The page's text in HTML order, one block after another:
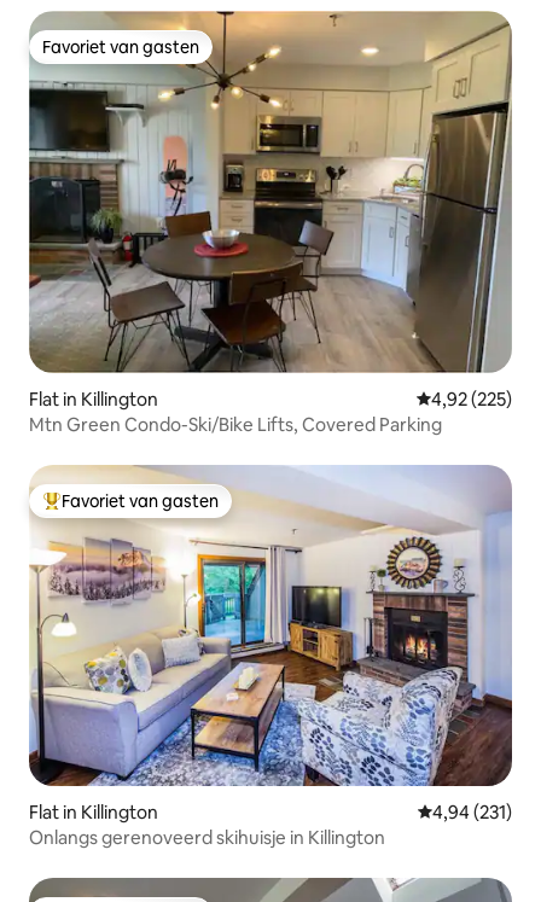
Favoriet van gasten
Favoriet van gasten
Flat in Killington Gemiddelde
4,92 (225)
Mtn Green Condo-Ski/Bike Lifts, Covered Parking
Topfavoriet van gasten
Favoriet van gasten
Flat in Killington Gemiddelde
4,94 (231)
Onlangs gerenoveerd skihuisje in Killington